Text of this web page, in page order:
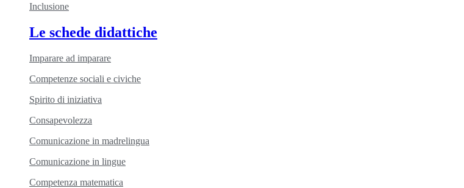
Inclusione
Le schede didattiche
Imparare ad imparare
Competenze sociali e civiche
Spirito di iniziativa
Consapevolezza
Comunicazione in madrelingua
Comunicazione in lingue
Competenza matematica